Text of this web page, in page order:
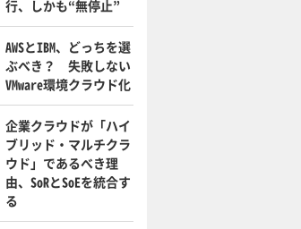
行、しかも“無停止”
AWSとIBM、どっちを選
ぶべき？ 失敗しない
VMware環境クラウド化
企業クラウドが「ハイ
ブリッド・マルチクラ
ウド」であるべき理
由、SoRとSoEを統合す
る